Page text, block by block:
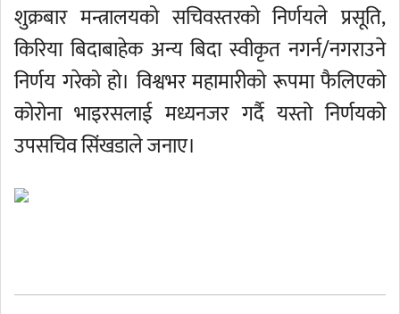
शुक्रबार मन्त्रालयको सचिवस्तरको निर्णयले प्रसूति,
किरिया बिदाबाहेक अन्य बिदा स्वीकृत नगर्न/नगराउने
निर्णय गरेको हो। विश्वभर महामारीको रूपमा फैलिएको
कोरोना भाइरसलाई मध्यनजर गर्दै यस्तो निर्णयको
उपसचिव सिंखडाले जनाए।